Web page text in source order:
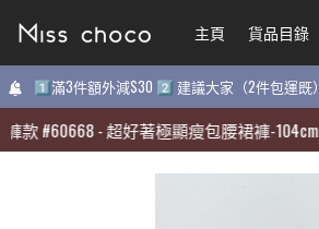
主頁 貨品目錄
1️⃣滿3件額外減$30 2️⃣ 建議大家（2件包運
60668-超好著極顯瘦包腰裙褲-104cm / 89cm
主頁 貨品目錄
1️⃣滿3件額外減$30 2️⃣ 建議大家（2件包運
60668-超好著極顯瘦包腰裙褲-104cm / 89cm